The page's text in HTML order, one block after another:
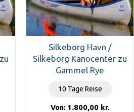
Silkeborg Havn /
Silkeborg Kanocenter zu
Gammel Rye
10 Tage Reise
Von: 1.800,00 kr.